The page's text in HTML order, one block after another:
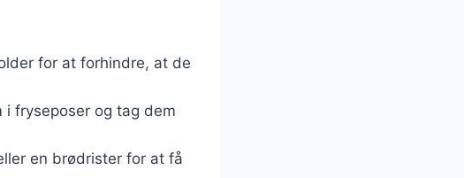
for at forhindre, at de
fryseposer og tag dem
en brødrister for at få